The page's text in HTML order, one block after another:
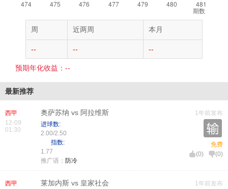
期数
周 近两周 本月
-- -- --
预期年化收益：--
最新推荐
西甲
12-09
01:30
奥萨苏纳 vs 阿拉维斯
进球数:
2.00/2.50
指数:
1.77
推广语： 防冷
1年前发布
免费
(0) (0)
西甲 莱加内斯 vs 皇家社会 1年前发布